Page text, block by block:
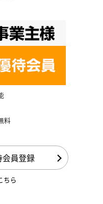
料
会員登録
ちら